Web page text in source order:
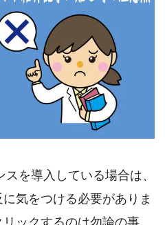
を導入している場合は、
気をつける必要がありま
ックするのは勿論の事、